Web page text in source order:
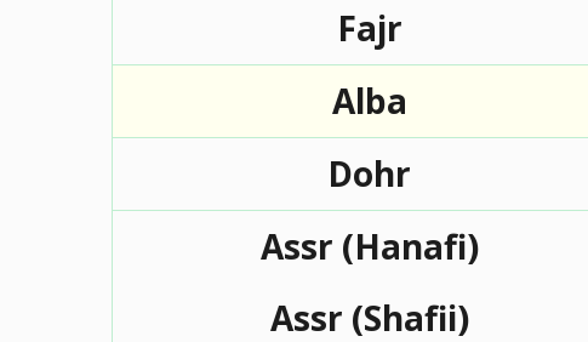
Fajr
Alba
Dohr
Assr (Hanafi)
Assr (Shafii)